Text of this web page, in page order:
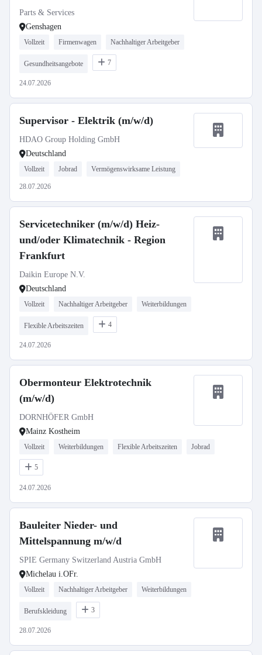
Parts & Services
Genshagen
Vollzeit Firmenwagen Nachhaltiger Arbeitgeber
Gesundheitsangebote 7
24.07.2026
Supervisor - Elektrik (m/w/d)
HDAO Group Holding GmbH
Deutschland
Vollzeit Jobrad Vermögenswirksame Leistung
28.07.2026
Servicetechniker (m/w/d) Heiz-
und/oder Klimatechnik - Region
Frankfurt
Daikin Europe N.V.
Deutschland
Vollzeit Nachhaltiger Arbeitgeber Weiterbildungen
Flexible Arbeitszeiten 4
24.07.2026
Obermonteur Elektrotechnik
(m/w/d)
DORNHÖFER GmbH
Mainz Kostheim
Vollzeit Weiterbildungen Flexible Arbeitszeiten Jobrad
5
24.07.2026
Bauleiter Nieder- und
Mittelspannung m/w/d
SPIE Germany Switzerland Austria GmbH
Michelau i.OFr.
Vollzeit Nachhaltiger Arbeitgeber Weiterbildungen
Berufskleidung 3
28.07.2026